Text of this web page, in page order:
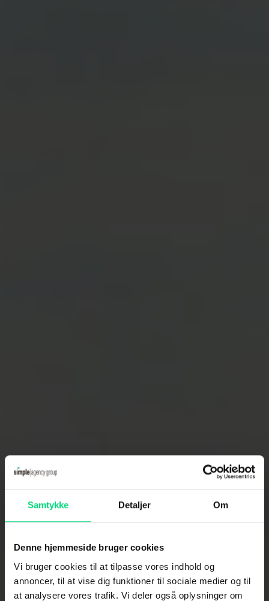
Samtykke Detaljer Om
Denne hjemmeside bruger cookies
Vi bruger cookies til at tilpasse vores indhold og
annoncer, til at vise dig funktioner til sociale medier og til
at analysere vores trafik. Vi deler også oplysninger om